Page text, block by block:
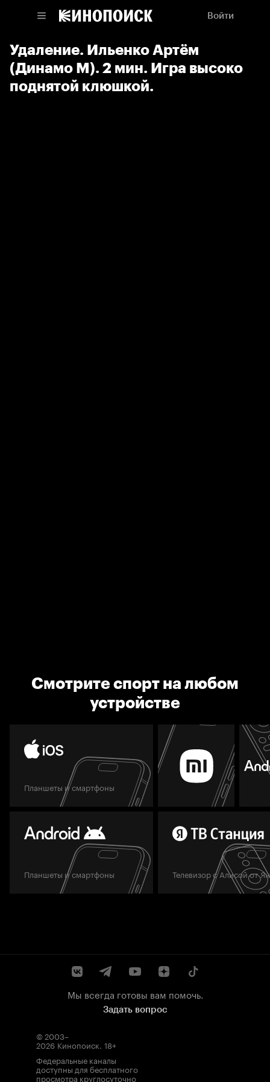
Войти
Удаление. Ильенко Артём
(Динамо М). 2 мин. Игра высоко
поднятой клюшкой.
Смотрите спорт на любом
устройстве
Планшеты и смартфоны
Планшеты и смартфоны Телевизор с Алисой от
Мы всегда готовы вам помочь.
Задать вопрос
© 2003–
2026 Кинопоиск. 18+
Федеральные каналы
доступны для бесплатного
просмотра круглосуточно